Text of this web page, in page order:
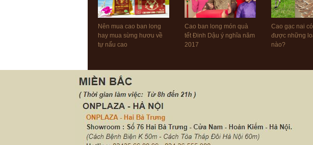
Nên mua cao ban long
hay mua sừng hươu về
tự nấu cao
Cao ban long món quà
tết Đinh Dậu ý nghĩa năm
2017
Cao gạc nai
được những
nào?